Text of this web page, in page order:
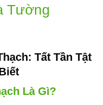
Tường
Tất Tần Tật
Là Gì?